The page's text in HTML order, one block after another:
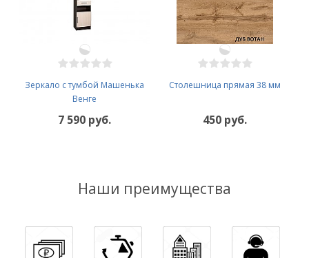
Зеркало с тумбой Машенька
Венге
7 590 руб.
Столешница прямая 38 мм
450 руб.
Наши преимущества